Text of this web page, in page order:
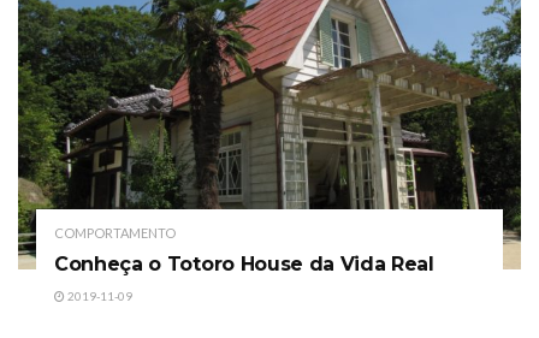
COMPORTAMENTO
Conheça o Totoro House da Vida Real
2019-11-09